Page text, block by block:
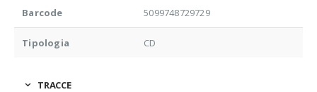
Barcode 5099748729729
Tipologia CD
TRACCE